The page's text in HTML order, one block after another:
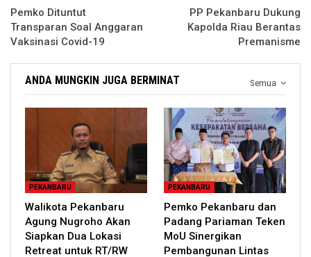
Pemko Dituntut
Transparan Soal Anggaran
Vaksinasi Covid-19
PP Pekanbaru Dukung
Kapolda Riau Berantas
Premanisme
Semua
ANDA MUNGKIN JUGA BERMINAT
PEKANBARU
Walikota Pekanbaru
Agung Nugroho Akan
Siapkan Dua Lokasi
Retreat untuk RT/RW
PEKANBARU
Pemko Pekanbaru dan
Padang Pariaman Teken
MoU Sinergikan
Pembangunan Lintas